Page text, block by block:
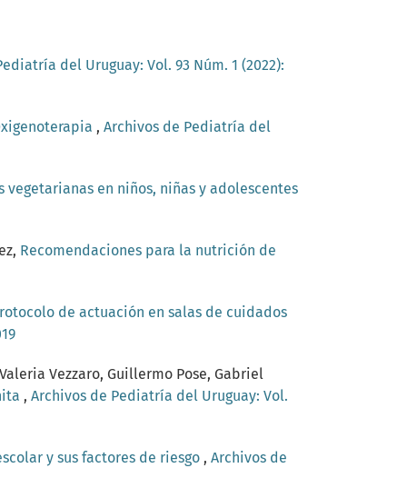
del Uruguay: Vol. 93 Núm. 1 (2022):
, Archivos de Pediatría del
vegetarianas en niños, niñas y adolescentes
Recomendaciones para la nutrición de
de actuación en salas de cuidados
Vezzaro, Guillermo Pose, Gabriel
, Archivos de Pediatría del Uruguay: Vol.
y sus factores de riesgo , Archivos de